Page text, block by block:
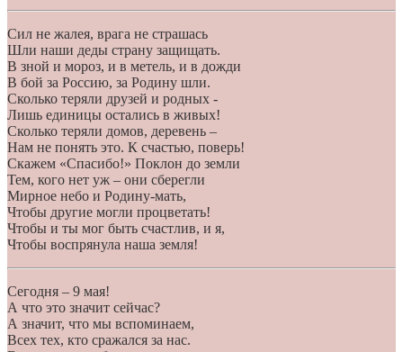
Сил не жалея, врага не страшась
Шли наши деды страну защищать.
В зной и мороз, и в метель, и в дожди
В бой за Россию, за Родину шли.
Сколько теряли друзей и родных -
Лишь единицы остались в живых!
Сколько теряли домов, деревень –
Нам не понять это. К счастью, поверь!
Скажем «Спасибо!» Поклон до земли
Тем, кого нет уж – они сберегли
Мирное небо и Родину-мать,
Чтобы другие могли процветать!
Чтобы и ты мог быть счастлив, и я,
Чтобы воспрянула наша земля!
Сегодня – 9 мая!
А что это значит сейчас?
А значит, что мы вспоминаем,
Всех тех, кто сражался за нас.